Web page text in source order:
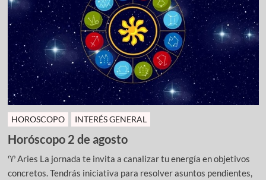
HOROSCOPO INTERÉS GENERAL
Horóscopo 2 de agosto
♈ Aries La jornada te invita a canalizar tu energía en objetivos
concretos. Tendrás iniciativa para resolver asuntos pendientes,